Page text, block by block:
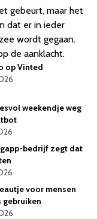
gebeurt, maar het
dat er in ieder
wordt gegaan.
de aanklacht.
op Vinted
weekendje weg
bedrijf zegt dat
voor mensen
gebruiken